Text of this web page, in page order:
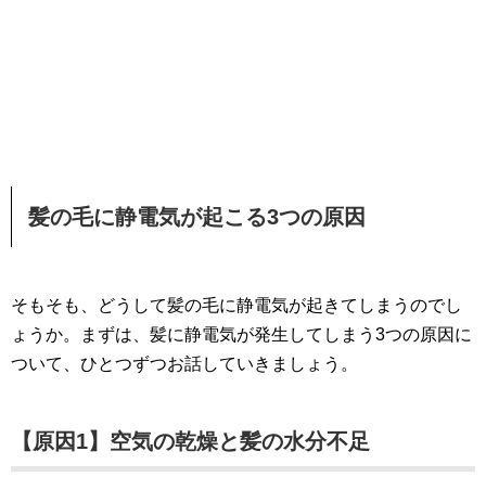
髪の毛に静電気が起こる3つの原因
そもそも、どうして髪の毛に静電気が起きてしまうのでし
ょうか。まずは、髪に静電気が発生してしまう3つの原因に
ついて、ひとつずつお話していきましょう。
【原因1】空気の乾燥と髪の水分不足